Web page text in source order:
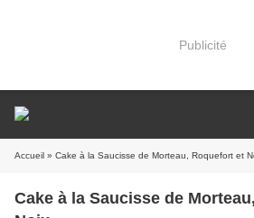
Publicité
Accueil » Cake à la Saucisse de Morteau, Roquefort et
Cake à la Saucisse de